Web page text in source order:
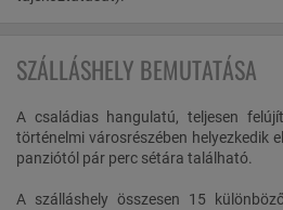
SZÁLLÁSHELY BEMUTATÁSA
A családias hangulatú, teljesen
történelmi városrészében helyezkedik
panziótól pár perc sétára található.
A szálláshely összesen 15